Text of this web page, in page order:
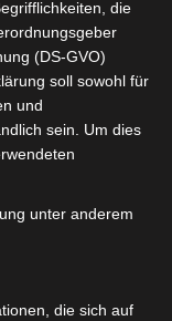
die
(DS-GVO)
soll sowohl für
und
sein. Um dies
unter anderem
die sich auf